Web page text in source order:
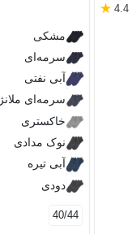
4.4
★
مشکی
سرمه‌ای
آبی نفتی
سرمه‌ای ملانژ
خاکستری
نوک مدادی
آبی تیره
دودی
40/44